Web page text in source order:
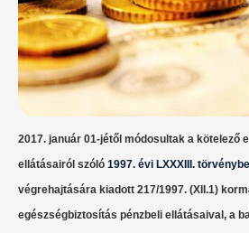
2017. január 01-jétől módosultak a kötelező
ellátásairól szóló 1997. évi LXXXIII.
végrehajtására kiadott 217/1997. (XII.1)
egészségbiztosítás pénzbeli ellátásaival, a